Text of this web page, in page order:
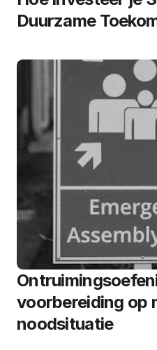
Duurzame
voorbereiding op
noodsituatie